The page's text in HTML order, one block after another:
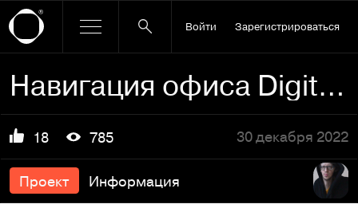
Войти Зарегистрироваться
Навигация офиса Digital Native
18 785 30 декабря 2022
Проект Информация